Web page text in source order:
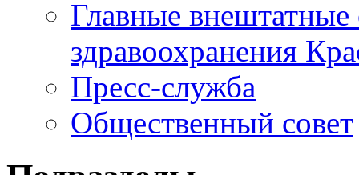
Главные внештатные
здравоохранения
Пресс-служба
Общественный совет